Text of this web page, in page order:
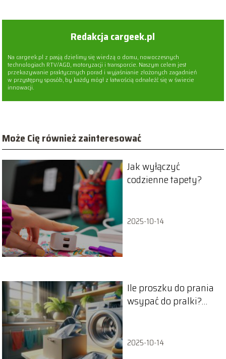
Redakcja cargeek.pl
Na cargeek.pl z pasją dzielimy się wiedzą o domu, nowoczesnych
technologiach RTV/AGD, motoryzacji i transporcie. Naszym celem jest
przekazywanie praktycznych porad i wyjaśnianie złożonych zagadnień
w przystępny sposób, by każdy mógł z łatwością odnaleźć się w świecie
innowacji.
Może Cię również zainteresować
Jak wyłączyć
codzienne tapety?
2025-10-14
Ile proszku do prania
wsypać do pralki?
2025-10-14